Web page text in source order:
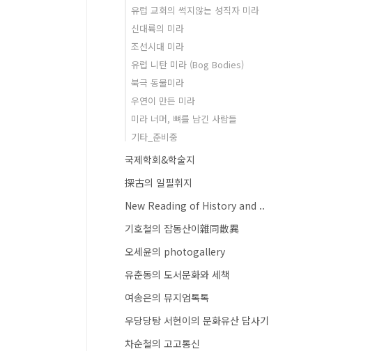
유럽 교회의 썩지않는 성직자 미라
신대륙의 미라
조선시대 미라
유럽 니탄 미라 (Bog Bodies)
북극 동물미라
우연이 만든 미라
미라 너머, 뼈를 남긴 사람들
기타_준비중
국제학회&학술지
探古의 일필휘지
New Reading of History and ..
기호철의 잡동산이雜同散異
오세윤의 photogallery
유춘동의 도서문화와 세책
여송은의 뮤지엄톡톡
우당당탕 서현이의 문화유산 답사기
차순철의 고고통신